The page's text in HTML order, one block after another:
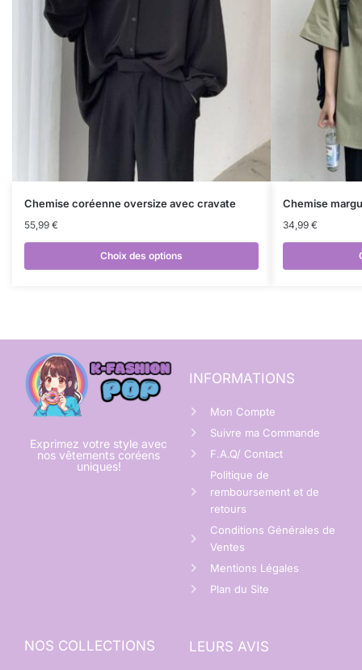
Chemise coréenne oversize avec cravate
55,99 €
Choix des options
Chemise
34,99 €
Exprimez votre style avec
nos vêtements coréens
uniques!
INFORMATIONS
Mon Compte
Suivre ma Commande
F.A.Q/ Contact
Politique de
remboursement et de
retours
Conditions Générales de
Ventes
Mentions Légales
Plan du Site
NOS COLLECTIONS LEURS AVIS